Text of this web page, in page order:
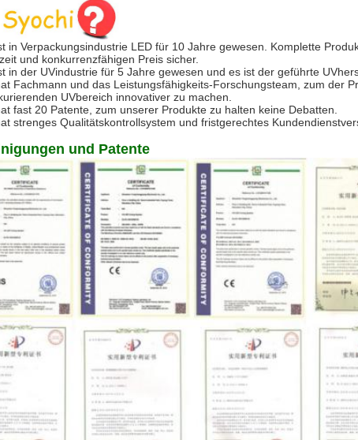
in Verpackungsindustrie LED für 10 Jahre gewesen. Komplette
und konkurrenzfähigen Preis sicher.
in der UVindustrie für 5 Jahre gewesen und es ist der geführte
Fachmann und das Leistungsfähigkeits-Forschungsteam, zum der
UVbereich innovativer zu machen.
fast 20 Patente, zum unserer Produkte zu halten keine Debatten.
strenges Qualitätskontrollsystem und fristgerechtes
und Patente